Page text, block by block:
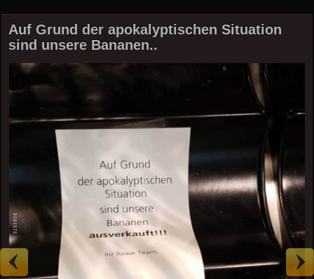
Auf Grund der apokalyptischen Situation
sind unsere Bananen..